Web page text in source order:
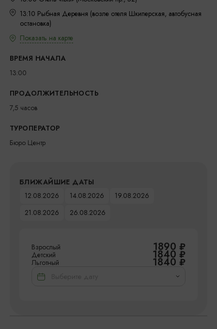
13:10 Рыбная Деревня (возле отеля Шкиперская, автобусная
остановка)
Показать на карте
ВРЕМЯ НАЧАЛА
13:00
ПРОДОЛЖИТЕЛЬНОСТЬ
7,5 часов
ТУРОПЕРАТОР
Бюро Центр
БЛИЖАЙШИЕ ДАТЫ
12.08.2026
14.08.2026
19.08.2026
21.08.2026
26.08.2026
Взрослый 1890 ₽
Детский 1840 ₽
Льготный 1840 ₽